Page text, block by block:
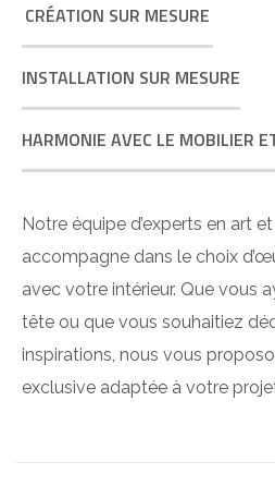
CRÉATION SUR MESURE
INSTALLATION SUR MESURE
HARMONIE AVEC LE MOBILIER
Notre équipe d’experts en art
accompagne dans le choix
avec votre intérieur. Que vous
tête ou que vous souhaitiez
inspirations, nous vous
exclusive adaptée à votre